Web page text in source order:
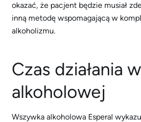
okazać, że pacjent będzie musiał
inną metodę wspomagającą w
alkoholizmu.
Czas działania
alkoholowej
Wszywka alkoholowa Esperal